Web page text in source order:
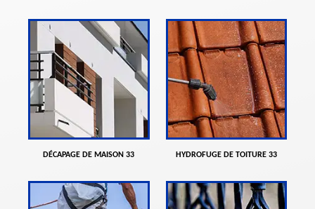
DÉCAPAGE DE MAISON 33 HYDROFUGE DE TOITURE 33